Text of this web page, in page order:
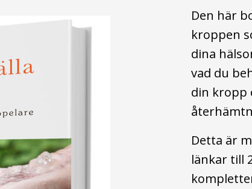
Den här
kroppen
dina
vad du
din kropp
Detta är
länkar till